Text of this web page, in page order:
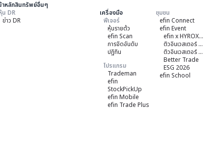
าหลักสินทรัพย์อื่นๆ
น DR
ข่าว DR
เครื่องมือ
ฟีเจอร์
หุ้นรายต้ว
efin Scan
การจัดอันดับ
ปฏิทิน
โปรแกรม
Trademan
efin
StockPickUp
efin Mobile
efin Trade Plus
ชุมชน
efin Connect
efin Event
efin x HYROX Training Class
ติวอินเวสเตอร์ ON TOUR "ชลบุรี" 2026
ติวอินเวสเตอร์ ON TOUR “เชียงใหม่” 2026
Better Trade
ESG 2026
efin School